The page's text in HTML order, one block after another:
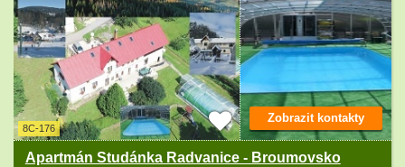
8C-176
Apartmán Studánka Radvanice - Broumovsko
Zobrazit kontakty